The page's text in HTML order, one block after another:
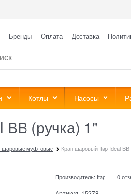
Бренды Оплата Доставка
Котлы Насосы
ВВ (ручка) 1"
шаровые муфтовые Кран шаровый Itap Ideal ВВ
Производитель: Itap 0